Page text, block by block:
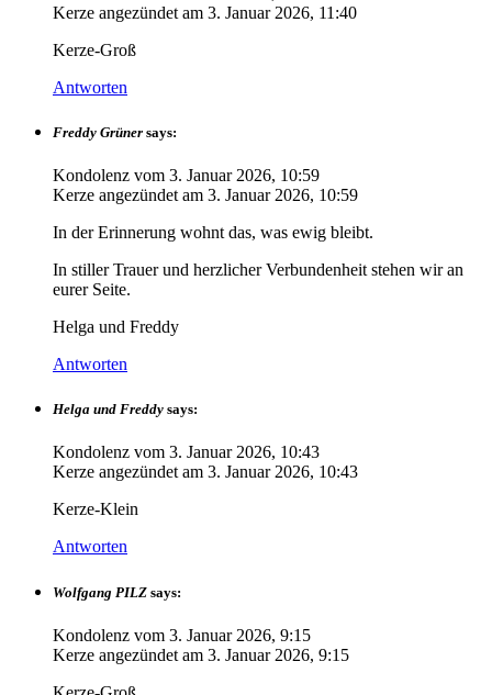
Kerze angezündet am 3. Januar 2026, 11:40
Kerze-Groß
Antworten
Freddy Grüner says:
Kondolenz vom 3. Januar 2026, 10:59
Kerze angezündet am 3. Januar 2026, 10:59
In der Erinnerung wohnt das, was ewig bleibt.
In stiller Trauer und herzlicher Verbundenheit stehen wir an
eurer Seite.
Helga und Freddy
Antworten
Helga und Freddy says:
Kondolenz vom 3. Januar 2026, 10:43
Kerze angezündet am 3. Januar 2026, 10:43
Kerze-Klein
Antworten
Wolfgang PILZ says:
Kondolenz vom 3. Januar 2026, 9:15
Kerze angezündet am 3. Januar 2026, 9:15